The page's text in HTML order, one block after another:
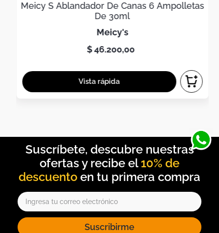
Meicy S Ablandador De Canas 6 Ampolletas
De 30ml
meicy's
$46.200,00
10% de
descuento
Suscribirme